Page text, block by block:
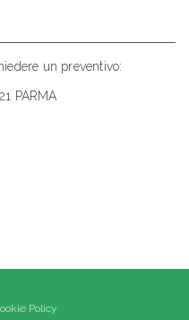
un preventivo:
PARMA
Policy